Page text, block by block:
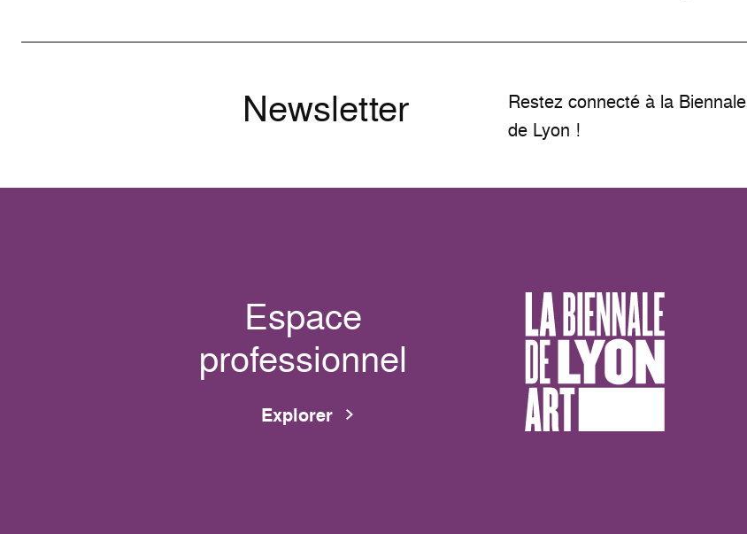
Newsletter
Restez connecté à la Biennale
de Lyon !
Espace
professionnel
Explorer